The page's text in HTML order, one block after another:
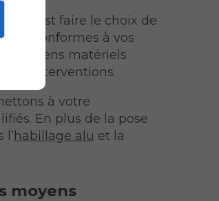
c’est faire le choix de
conformes à vos
moyens matériels
nos interventions.
à votre
En plus de la pose
habillage alu et la
moyens